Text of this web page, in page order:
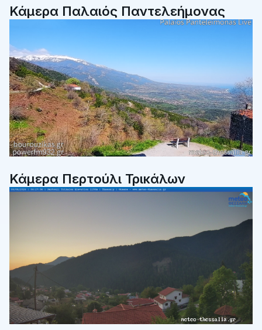
Κάμερα Παλαιός Παντελεήμονας
Κάμερα Περτούλι Τρικάλων